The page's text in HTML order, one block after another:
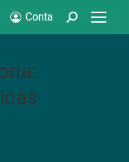
Conta Search: